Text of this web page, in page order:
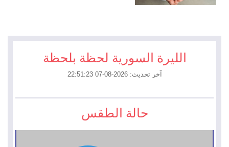
الليرة السورية لحظة بلحظة
آخر تحديث: 2026-08-07 22:51:23
حالة الطقس